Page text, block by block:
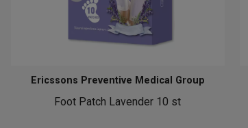
Foot Patch Lavender 10 st
Ericssons Preventive Medical Group